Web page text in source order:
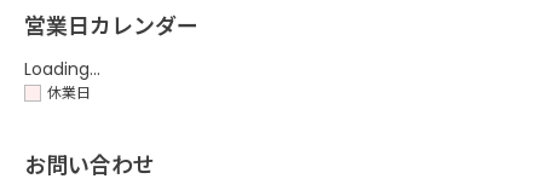
営業日カレンダー
Loading...
休業日
お問い合わせ